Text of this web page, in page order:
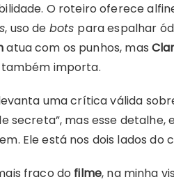
O roteiro oferece
, uso de bots para espalhar
atua com os punhos, mas
também importa.
uma crítica válida
secreta”, mas esse
Ele está nos dois lados do
fraco do filme, na minha